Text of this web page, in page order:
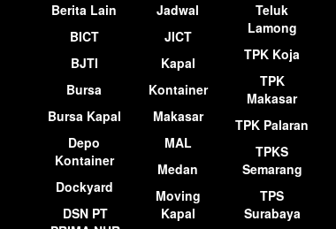
Berita Lain
BICT
BJTI
Bursa
Bursa Kapal
Depo
Kontainer
Dockyard
DSN PT
Jadwal
JICT
Kapal
Kontainer
Makasar
MAL
Medan
Moving
Kapal
Teluk
Lamong
TPK Koja
TPK
Makasar
TPK Palaran
TPKS
Semarang
TPS
Surabaya